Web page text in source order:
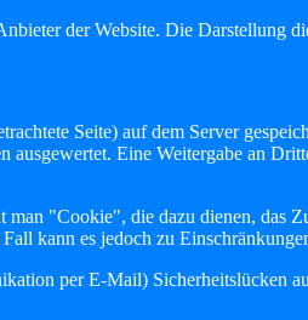
der Website. Die Darstellung
Seite) auf dem Server
ausgewertet. Eine Weitergabe an
"Cookie", die dazu dienen, das
kann es jedoch zu
per E-Mail) Sicherheitslücken